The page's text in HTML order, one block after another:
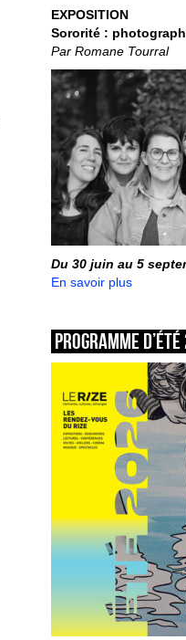
EXPOSITION
Sororité :
Par Romane Tourral
Du 30 juin au 5
En savoir plus
Programme d’été